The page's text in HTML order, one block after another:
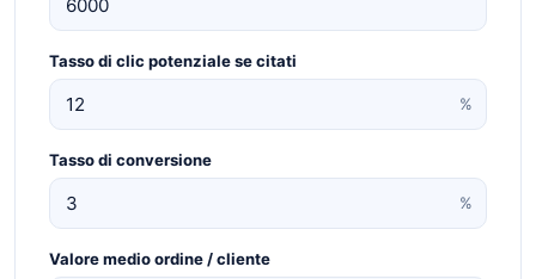
Tasso di clic potenziale se citati
%
Tasso di conversione
%
Valore medio ordine / cliente